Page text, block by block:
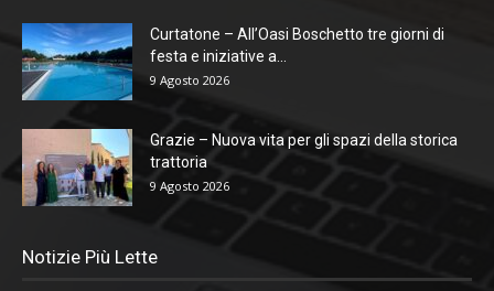
Curtatone – All’Oasi Boschetto tre giorni di
festa e iniziative a...
9 Agosto 2026
Grazie – Nuova vita per gli spazi della storica
trattoria
9 Agosto 2026
Notizie Più Lette